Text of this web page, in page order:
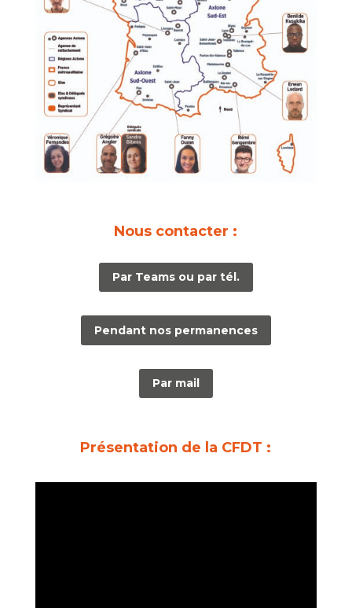
Nous contacter :
Par Teams ou par tél.
Pendant nos permanences
Par mail
Présentation de la CFDT :